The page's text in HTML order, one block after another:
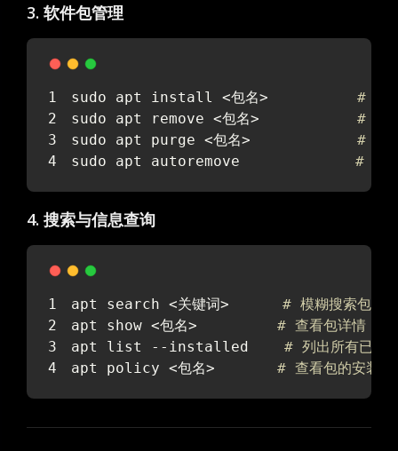
3. 软件包管理
sudo apt install <包名> # 安
sudo apt remove <包名> # 卸
sudo apt purge <包名> # 彻
sudo apt autoremove # 删
4. 搜索与信息查询
apt search <关键词> # 模糊搜索包名
apt show <包名> # 查看包详情（版
apt list --installed # 列出所有已安
apt policy <包名> # 查看包的安装状